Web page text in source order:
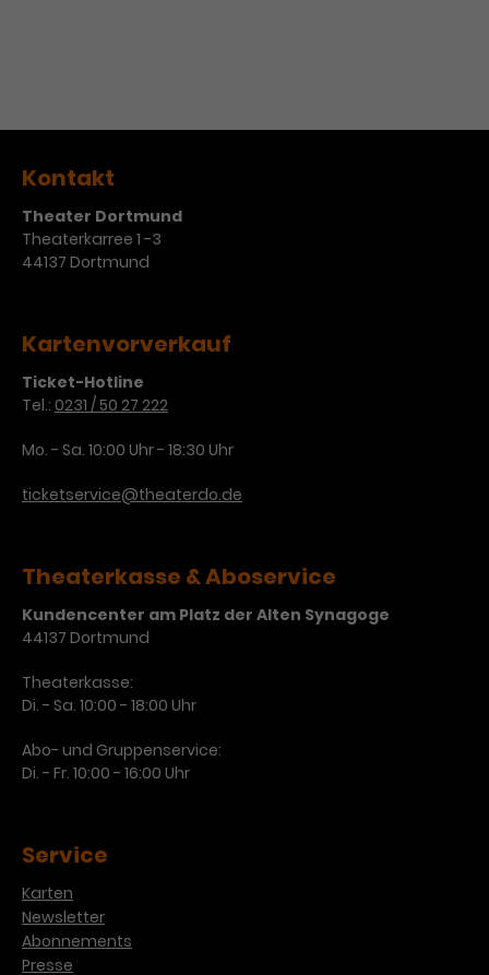
Kontakt
Theater Dortmund
Theaterkarree 1 -3
44137 Dortmund
Kartenvorverkauf
Ticket-Hotline
Tel.: 0231 / 50 27 222
Mo. - Sa. 10:00 Uhr - 18:30 Uhr
ticketservice@theaterdo.de
Theaterkasse & Aboservice
Kundencenter am Platz der Alten Synagoge
44137 Dortmund
Theaterkasse:
Di. - Sa. 10:00 - 18:00 Uhr
Abo- und Gruppenservice:
Di. - Fr. 10:00 - 16:00 Uhr
Service
Karten
Newsletter
Abonnements
Presse